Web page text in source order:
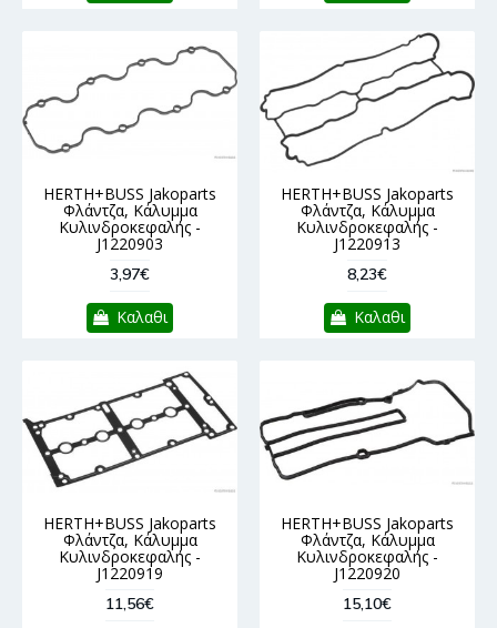
HERTH+BUSS Jakoparts
Φλάντζα, Κάλυμμα
Κυλινδροκεφαλής -
J1220903
3,97€
Καλαθι
HERTH+BUSS Jakoparts
Φλάντζα, Κάλυμμα
Κυλινδροκεφαλής -
J1220913
8,23€
Καλαθι
HERTH+BUSS Jakoparts
Φλάντζα, Κάλυμμα
Κυλινδροκεφαλής -
J1220919
11,56€
HERTH+BUSS Jakoparts
Φλάντζα, Κάλυμμα
Κυλινδροκεφαλής -
J1220920
15,10€